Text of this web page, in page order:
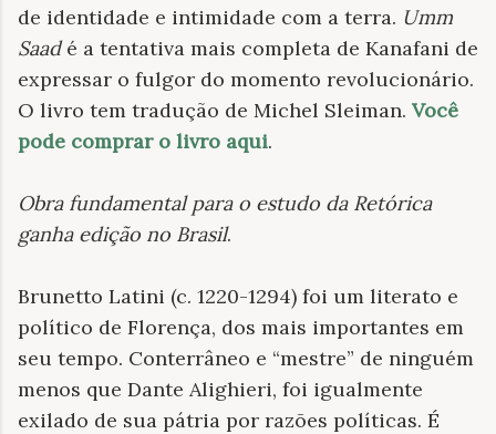
de identidade e intimidade com a terra. Umm
Saadé a tentativa mais completa de Kanafani de
expressar o fulgor do momento revolucionário.
O livro tem tradução de Michel Sleiman. Você
pode comprar o livro aqui.
Obra fundamental para o estudo da Retórica
ganha edição no Brasil.
Brunetto Latini (c. 1220-1294) foi um literato e
político de Florença, dos mais importantes em
seu tempo. Conterrâneo e “mestre” de ninguém
menos que Dante Alighieri, foi igualmente
exilado de sua pátria por razões políticas. É